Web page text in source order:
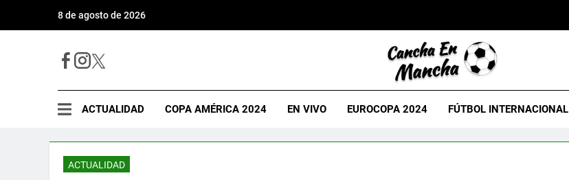
8 de agosto de 2026
ACTUALIDAD COPA AMÉRICA 2024 EN VIVO EUROCOPA 2024 FÚTBOL INTERNACIONAL
ACTUALIDAD